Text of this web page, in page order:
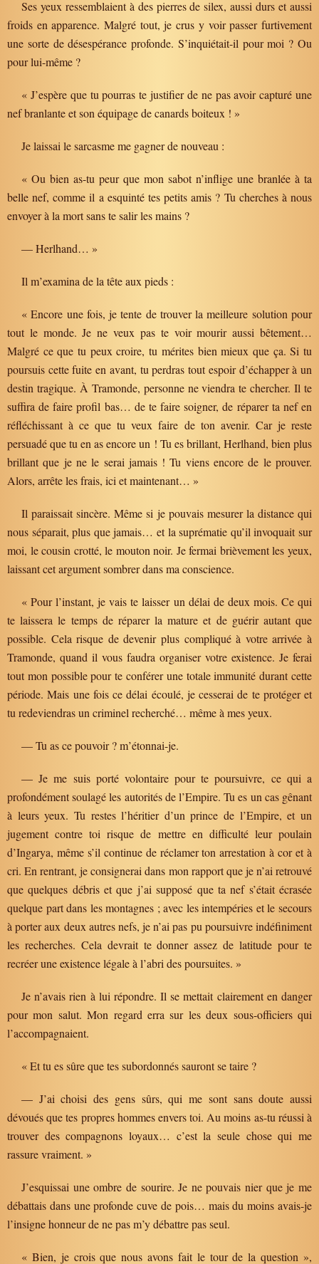
Ses yeux ressemblaient à des pierres de silex, aussi durs et aussi
froids en apparence. Malgré tout, je crus y voir passer furtivement
une sorte de désespérance profonde. S’inquiétait-il pour moi ? Ou
pour lui-même ?
« J’espère que tu pourras te justifier de ne pas avoir capturé une
nef branlante et son équipage de canards boiteux ! »
Je laissai le sarcasme me gagner de nouveau :
« Ou bien as-tu peur que mon sabot n’inflige une branlée à ta
belle nef, comme il a esquinté tes petits amis ? Tu cherches à nous
envoyer à la mort sans te salir les mains ?
— Herlhand… »
Il m’examina de la tête aux pieds :
« Encore une fois, je tente de trouver la meilleure solution pour
tout le monde. Je ne veux pas te voir mourir aussi bêtement…
Malgré ce que tu peux croire, tu mérites bien mieux que ça. Si tu
poursuis cette fuite en avant, tu perdras tout espoir d’échapper à un
destin tragique. À Tramonde, personne ne viendra te chercher. Il te
suffira de faire profil bas… de te faire soigner, de réparer ta nef en
réfléchissant à ce que tu veux faire de ton avenir. Car je reste
persuadé que tu en as encore un ! Tu es brillant, Herlhand, bien plus
brillant que je ne le serai jamais ! Tu viens encore de le prouver.
Alors, arrête les frais, ici et maintenant… »
Il paraissait sincère. Même si je pouvais mesurer la distance qui
nous séparait, plus que jamais… et la suprématie qu’il invoquait sur
moi, le cousin crotté, le mouton noir. Je fermai brièvement les yeux,
laissant cet argument sombrer dans ma conscience.
« Pour l’instant, je vais te laisser un délai de deux mois. Ce qui
te laissera le temps de réparer la mature et de guérir autant que
possible. Cela risque de devenir plus compliqué à votre arrivée à
Tramonde, quand il vous faudra organiser votre existence. Je ferai
tout mon possible pour te conférer une totale immunité durant cette
période. Mais une fois ce délai écoulé, je cesserai de te protéger et
tu redeviendras un criminel recherché… même à mes yeux.
— Tu as ce pouvoir ? m’étonnai-je.
— Je me suis porté volontaire pour te poursuivre, ce qui a
profondément soulagé les autorités de l’Empire. Tu es un cas gênant
à leurs yeux. Tu restes l’héritier d’un prince de l’Empire, et un
jugement contre toi risque de mettre en difficulté leur poulain
d’Ingarya, même s’il continue de réclamer ton arrestation à cor et à
cri. En rentrant, je consignerai dans mon rapport que je n’ai retrouvé
que quelques débris et que j’ai supposé que ta nef s’était écrasée
quelque part dans les montagnes ; avec les intempéries et le secours
à porter aux deux autres nefs, je n’ai pas pu poursuivre indéfiniment
les recherches. Cela devrait te donner assez de latitude pour te
recréer une existence légale à l’abri des poursuites. »
Je n’avais rien à lui répondre. Il se mettait clairement en danger
pour mon salut. Mon regard erra sur les deux sous-officiers qui
l’accompagnaient.
« Et tu es sûre que tes subordonnés sauront se taire ?
— J’ai choisi des gens sûrs, qui me sont sans doute aussi
dévoués que tes propres hommes envers toi. Au moins as-tu réussi à
trouver des compagnons loyaux… c’est la seule chose qui me
rassure vraiment. »
J’esquissai une ombre de sourire. Je ne pouvais nier que je me
débattais dans une profonde cuve de pois… mais du moins avais-je
l’insigne honneur de ne pas m’y débattre pas seul.
« Bien, je crois que nous avons fait le tour de la question »,